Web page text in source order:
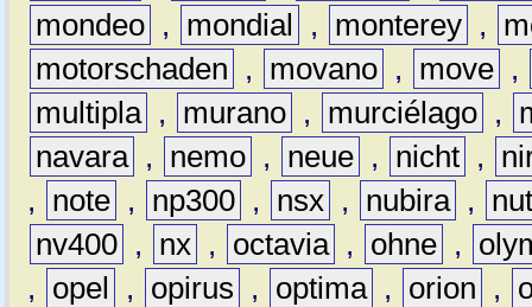
mondeo , mondial , monterey ,
motorschaden
, movano , move ,
multipla , murano , murciélago ,
navara , nemo , neue , nicht ,
,
note , np300 , nsx , nubira ,
nv400 , nx , octavia , ohne ,
,
opel , opirus , optima , orion ,